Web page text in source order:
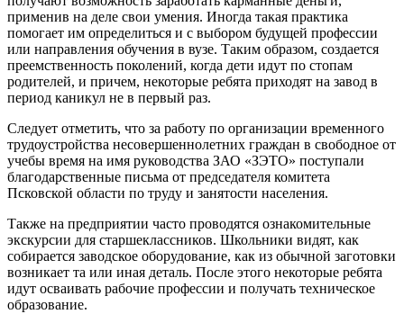
применив на деле свои умения. Иногда такая практика
помогает им определиться и с выбором будущей профессии
или направления обучения в вузе. Таким образом, создается
преемственность поколений, когда дети идут по стопам
родителей, и причем, некоторые ребята приходят на завод в
период каникул не в первый раз.
Следует отметить, что за работу по организации временного
трудоустройства несовершеннолетних граждан в свободное от
учебы время на имя руководства ЗАО «ЗЭТО» поступали
благодарственные письма от председателя комитета
Псковской области по труду и занятости населения.
Также на предприятии часто проводятся ознакомительные
экскурсии для старшеклассников. Школьники видят, как
собирается заводское оборудование, как из обычной заготовки
возникает та или иная деталь. После этого некоторые ребята
идут осваивать рабочие профессии и получать техническое
образование.